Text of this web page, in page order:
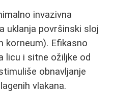
invazivna
uklanja površinski sloj
korneum). Efikasno
licu i sitne ožiljke od
obnavljanje
vlakana.